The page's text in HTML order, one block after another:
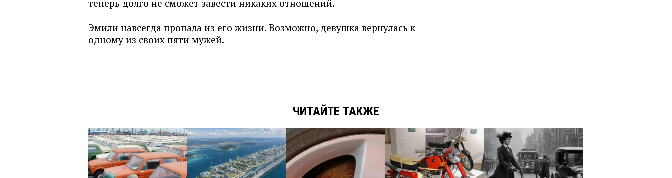
теперь долго не сможет завести никаких отношений.
Эмили навсегда пропала из его жизни. Возможно, девушка вернулась к
одному из своих пяти мужей.
ЧИТАЙТЕ ТАКЖЕ